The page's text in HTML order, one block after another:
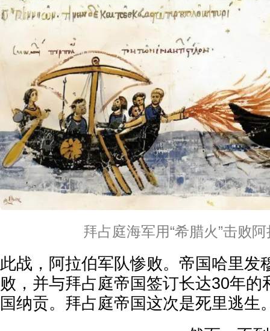
拜占庭海军用“希腊火”击败
此战，阿拉伯军队惨败。帝国哈里发
败，并与拜占庭帝国签订长达30年的
国纳贡。拜占庭帝国这次是死里逃生